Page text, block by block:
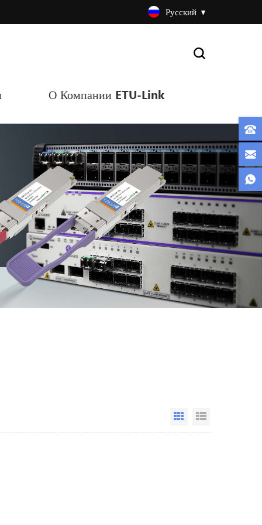
Русский
О Компании ETU-Link
Grid View